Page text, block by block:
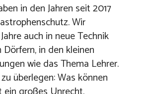
in den Jahren seit 2017
Wir
auch in neue Technik
in den kleinen
wie das Thema Lehrer.
überlegen: Was können